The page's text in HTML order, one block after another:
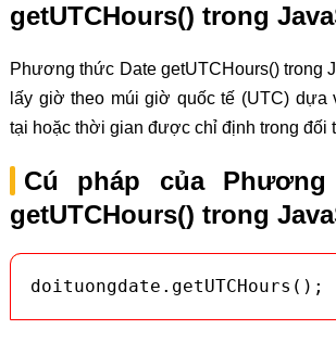
getUTCHours() trong
Phương thức Date getUTCHours() trong
lấy giờ theo múi giờ quốc tế (UTC) dựa
tại hoặc thời gian được chỉ định trong đối
Cú pháp của
getUTCHours() trong
doituongdate.getUTCHours();